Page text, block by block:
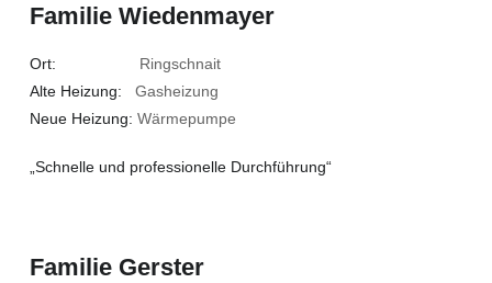
Familie Wiedenmayer
Ort: Ringschnait
Alte Heizung: Gasheizung
Neue Heizung: Wärmepumpe
„Schnelle und professionelle Durchführung“
Familie Gerster